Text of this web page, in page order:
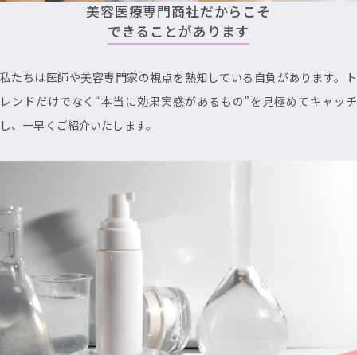
美容医療専門商社だからこそ
できることがあります
私たちは医師や美容専門家の視点を熟知している自負があります。ト
レンドだけでなく“本当に効果実感があるもの”を見極めてキャッチ
し、一早くご紹介いたします。